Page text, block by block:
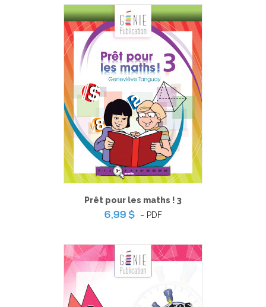
Prêt pour les maths ! 3
6,99 $
- PDF